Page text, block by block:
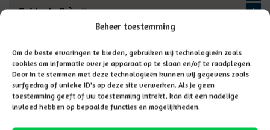
Beheer toestemming
Om de beste ervaringen te bieden, gebruiken wij technologieën zoals
cookies om informatie over je apparaat op te slaan en/of te raadplegen.
Door in te stemmen met deze technologieën kunnen wij gegevens zoals
surfgedrag of unieke ID's op deze site verwerken. Als je geen
toestemming geeft of uw toestemming intrekt, kan dit een nadelige
invloed hebben op bepaalde functies en mogelijkheden.
Guido de BrèsOmmen
Marienberg
DominoDen Ham
De BronEnschede